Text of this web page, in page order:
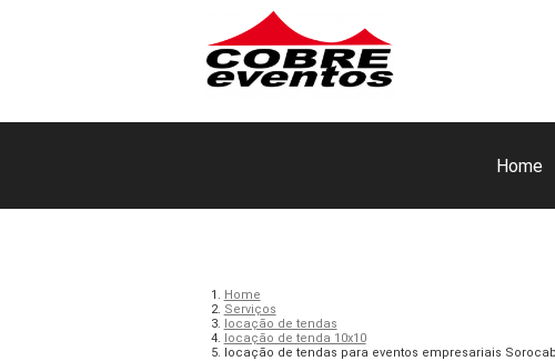
Home
Home
Serviços
locação de tendas
locação de tenda 10x10
locação de tendas para eventos empresariais